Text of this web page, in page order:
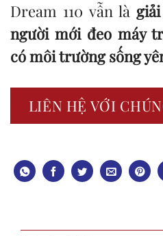
Dream 110 vẫn là
người mới đeo máy
có môi trường sống
LIÊN HỆ VỚI